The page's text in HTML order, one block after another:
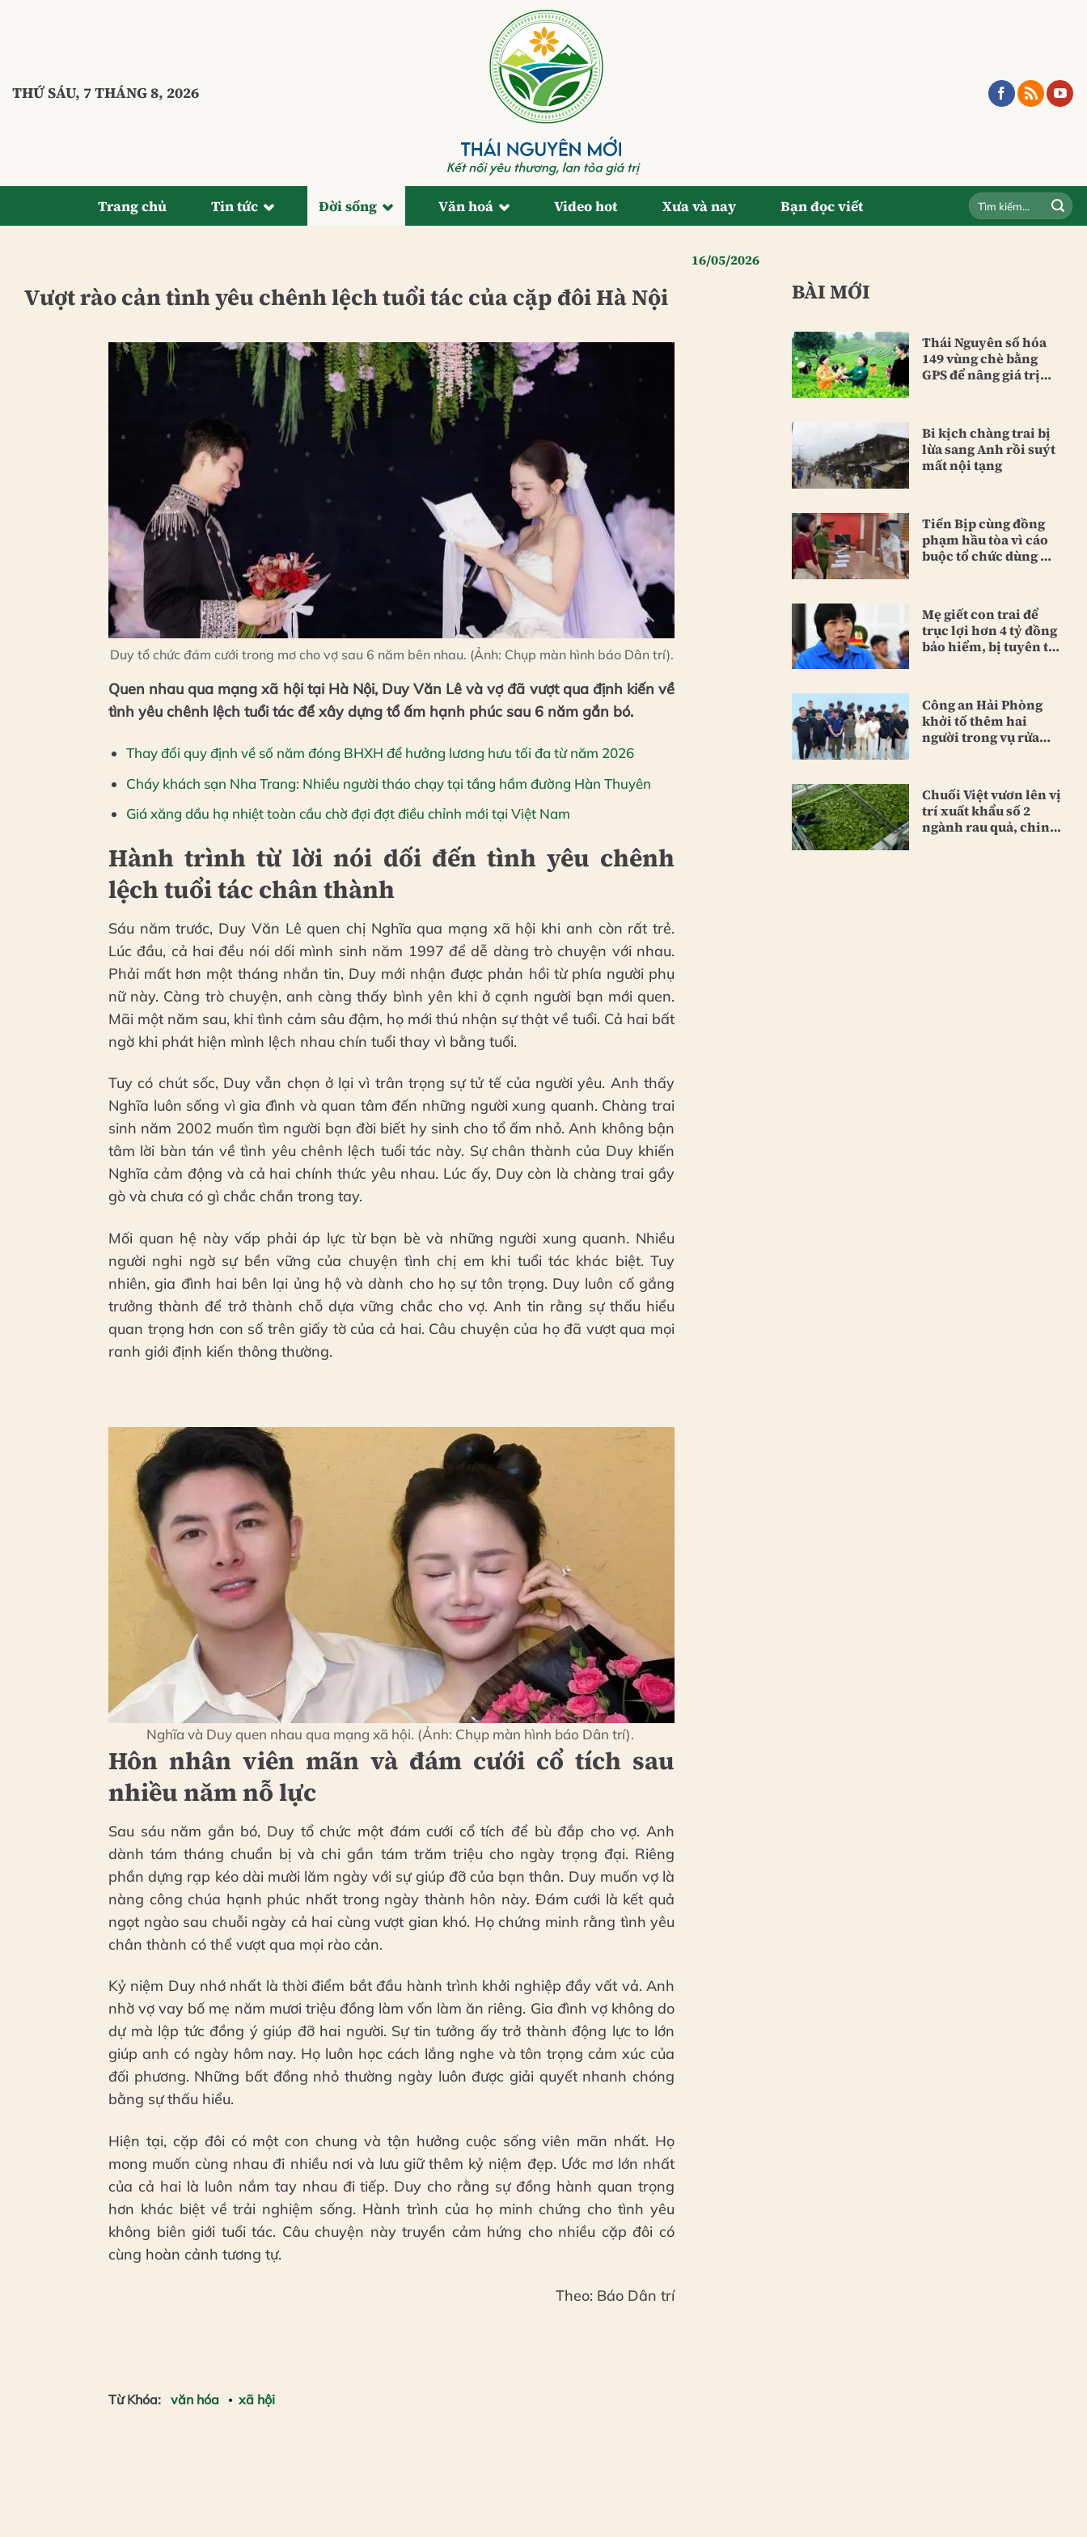
THỨ SÁU, 7 THÁNG 8, 2026
Trang chủ Tin tức Đời sống Văn hoá Video hot Xưa và nay Bạn đọc viết
16/05/2026
Vượt rào cản tình yêu chênh lệch tuổi tác của cặp đôi Hà Nội
Duy tổ chức đám cưới trong mơ cho vợ sau 6 năm bên nhau. (Ảnh: Chụp màn hình báo Dân trí).
Quen nhau qua mạng xã hội tại Hà Nội, Duy Văn Lê và vợ đã vượt qua định kiến về
tình yêu chênh lệch tuổi tác để xây dựng tổ ấm hạnh phúc sau 6 năm gắn bó.
Thay đổi quy định về số năm đóng BHXH để hưởng lương hưu tối đa từ năm 2026
Cháy khách sạn Nha Trang: Nhiều người tháo chạy tại tầng hầm đường Hàn Thuyên
Giá xăng dầu hạ nhiệt toàn cầu chờ đợi đợt điều chỉnh mới tại Việt Nam
Hành trình từ lời nói dối đến tình yêu chênh
lệch tuổi tác chân thành
Sáu năm trước, Duy Văn Lê quen chị Nghĩa qua mạng xã hội khi anh còn rất trẻ.
Lúc đầu, cả hai đều nói dối mình sinh năm 1997 để dễ dàng trò chuyện với nhau.
Phải mất hơn một tháng nhắn tin, Duy mới nhận được phản hồi từ phía người phụ
nữ này. Càng trò chuyện, anh càng thấy bình yên khi ở cạnh người bạn mới quen.
Mãi một năm sau, khi tình cảm sâu đậm, họ mới thú nhận sự thật về tuổi. Cả hai bất
ngờ khi phát hiện mình lệch nhau chín tuổi thay vì bằng tuổi.
Tuy có chút sốc, Duy vẫn chọn ở lại vì trân trọng sự tử tế của người yêu. Anh thấy
Nghĩa luôn sống vì gia đình và quan tâm đến những người xung quanh. Chàng trai
sinh năm 2002 muốn tìm người bạn đời biết hy sinh cho tổ ấm nhỏ. Anh không bận
tâm lời bàn tán về tình yêu chênh lệch tuổi tác này. Sự chân thành của Duy khiến
Nghĩa cảm động và cả hai chính thức yêu nhau. Lúc ấy, Duy còn là chàng trai gầy
gò và chưa có gì chắc chắn trong tay.
Mối quan hệ này vấp phải áp lực từ bạn bè và những người xung quanh. Nhiều
người nghi ngờ sự bền vững của chuyện tình chị em khi tuổi tác khác biệt. Tuy
nhiên, gia đình hai bên lại ủng hộ và dành cho họ sự tôn trọng. Duy luôn cố gắng
trưởng thành để trở thành chỗ dựa vững chắc cho vợ. Anh tin rằng sự thấu hiểu
quan trọng hơn con số trên giấy tờ của cả hai. Câu chuyện của họ đã vượt qua mọi
ranh giới định kiến thông thường.
Nghĩa và Duy quen nhau qua mạng xã hội. (Ảnh: Chụp màn hình báo Dân trí).
Hôn nhân viên mãn và đám cưới cổ tích sau
nhiều năm nỗ lực
Sau sáu năm gắn bó, Duy tổ chức một đám cưới cổ tích để bù đắp cho vợ. Anh
dành tám tháng chuẩn bị và chi gần tám trăm triệu cho ngày trọng đại. Riêng
phần dựng rạp kéo dài mười lăm ngày với sự giúp đỡ của bạn thân. Duy muốn vợ là
nàng công chúa hạnh phúc nhất trong ngày thành hôn này. Đám cưới là kết quả
ngọt ngào sau chuỗi ngày cả hai cùng vượt gian khó. Họ chứng minh rằng tình yêu
chân thành có thể vượt qua mọi rào cản.
Kỷ niệm Duy nhớ nhất là thời điểm bắt đầu hành trình khởi nghiệp đầy vất vả. Anh
nhờ vợ vay bố mẹ năm mươi triệu đồng làm vốn làm ăn riêng. Gia đình vợ không do
dự mà lập tức đồng ý giúp đỡ hai người. Sự tin tưởng ấy trở thành động lực to lớn
giúp anh có ngày hôm nay. Họ luôn học cách lắng nghe và tôn trọng cảm xúc của
đối phương. Những bất đồng nhỏ thường ngày luôn được giải quyết nhanh chóng
bằng sự thấu hiểu.
Hiện tại, cặp đôi có một con chung và tận hưởng cuộc sống viên mãn nhất. Họ
mong muốn cùng nhau đi nhiều nơi và lưu giữ thêm kỷ niệm đẹp. Ước mơ lớn nhất
của cả hai là luôn nắm tay nhau đi tiếp. Duy cho rằng sự đồng hành quan trọng
hơn khác biệt về trải nghiệm sống. Hành trình của họ minh chứng cho tình yêu
không biên giới tuổi tác. Câu chuyện này truyền cảm hứng cho nhiều cặp đôi có
cùng hoàn cảnh tương tự.
Theo: Báo Dân trí
Từ Khóa: văn hóa xã hội
BÀI MỚI
Thái Nguyên số hóa
149 vùng chè bằng
GPS để nâng giá trị
Bi kịch chàng trai bị
lừa sang Anh rồi suýt
mất nội tạng
Tiến Bịp cùng đồng
phạm hầu tòa vì cáo
buộc tổ chức dùng ma
Mẹ giết con trai để
trục lợi hơn 4 tỷ đồng
bảo hiểm, bị tuyên tù
Công an Hải Phòng
khởi tố thêm hai
người trong vụ rửa
Chuối Việt vươn lên vị
trí xuất khẩu số 2
ngành rau quả, chinh